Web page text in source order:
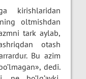
kirishlaridan
oltmishdan
tark aylab,
otash
Bu azim
dedi.